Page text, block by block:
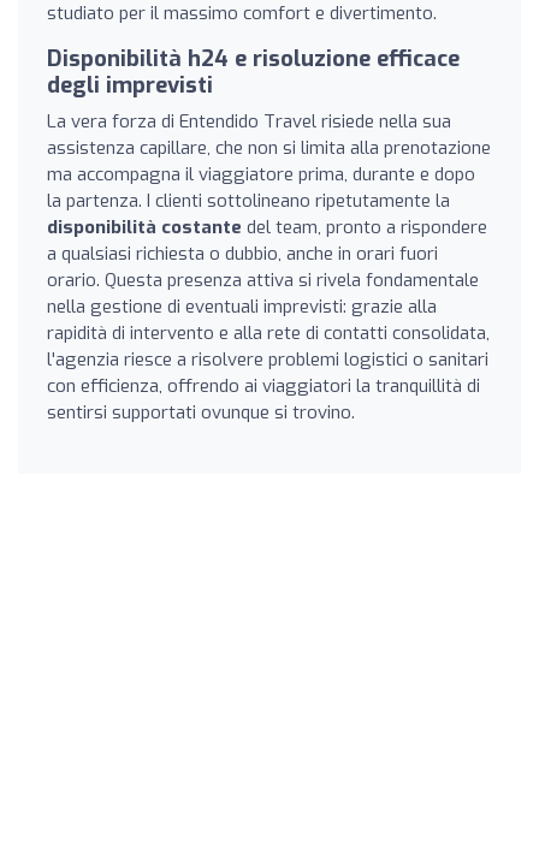
studiato per il massimo comfort e divertimento.
Disponibilità h24 e risoluzione efficace
degli imprevisti
La vera forza di Entendido Travel risiede nella sua
assistenza capillare, che non si limita alla prenotazione
ma accompagna il viaggiatore prima, durante e dopo
la partenza. I clienti sottolineano ripetutamente la
disponibilità costante del team, pronto a rispondere
a qualsiasi richiesta o dubbio, anche in orari fuori
orario. Questa presenza attiva si rivela fondamentale
nella gestione di eventuali imprevisti: grazie alla
rapidità di intervento e alla rete di contatti consolidata,
l'agenzia riesce a risolvere problemi logistici o sanitari
con efficienza, offrendo ai viaggiatori la tranquillità di
sentirsi supportati ovunque si trovino.